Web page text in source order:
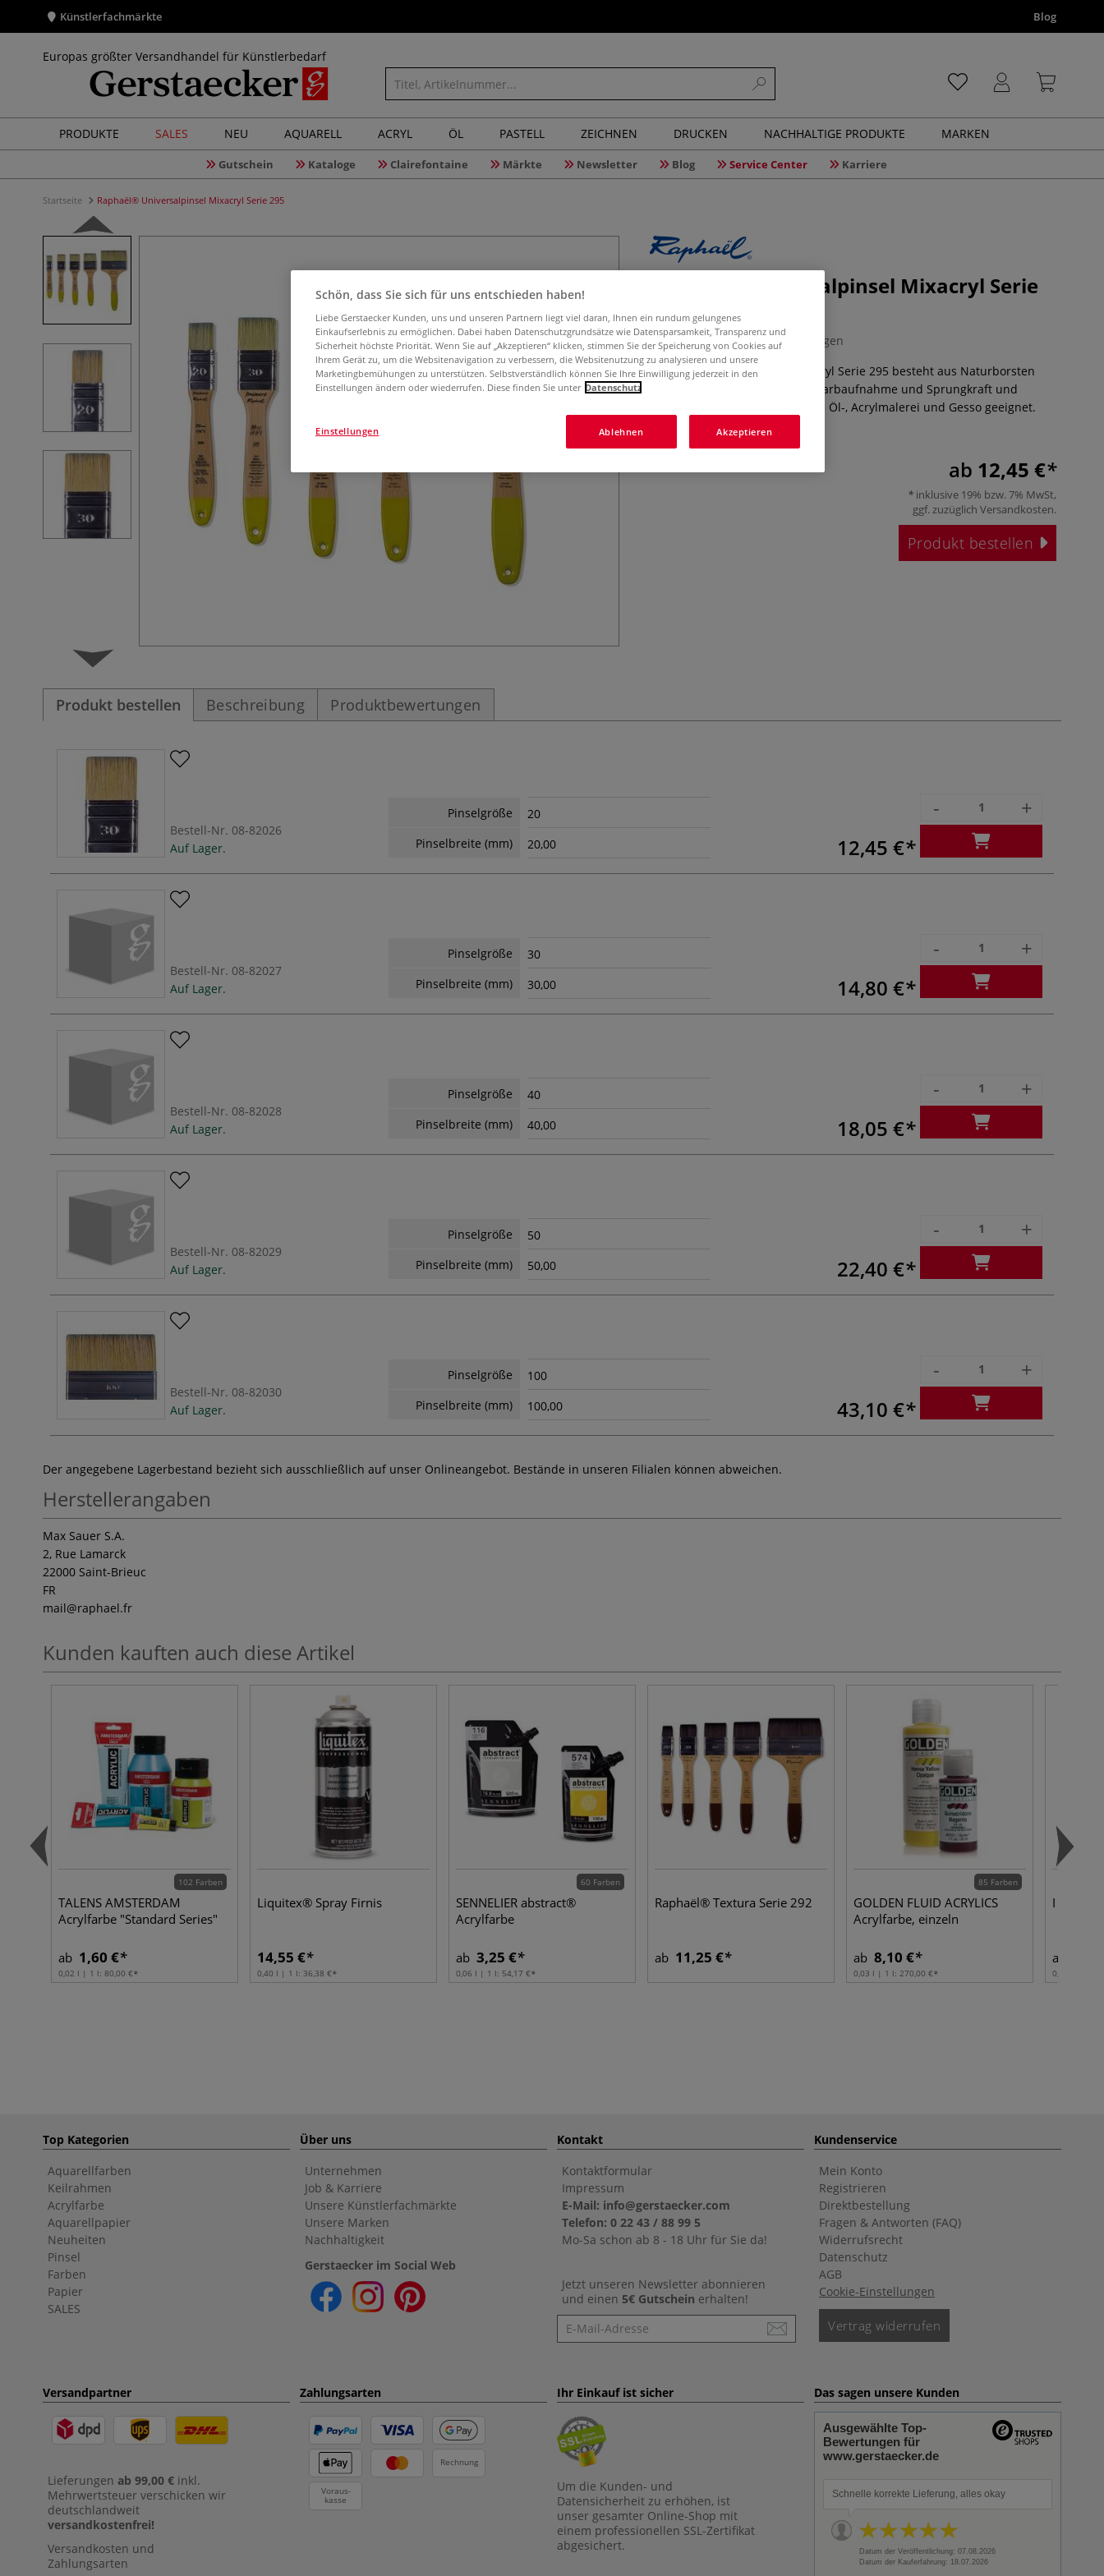
Künstlerfachmärkte Blog
Europas größter Versandhandel für Künstlerbedarf
PRODUKTE SALES NEU AQUARELL ACRYL ÖL PASTELL ZEICHNEN DRUCKEN NACHHALTIGE PRODUKTE MARKEN
Gutschein Kataloge Clairefontaine Märkte Newsletter Blog Service Center Karriere
Startseite Raphaël® Universalpinsel Mixacryl Serie 295
Raphaël® Universalpinsel Mixacryl Serie
0 Bewertungen
Raphaël® Universalpinsel Mixacryl Serie 295 besteht aus Naturborsten
und Synthetikfasern. Sehr gute Farbaufnahme und Sprungkraft und
Kapillarität. Hervorragend für die Öl-, Acrylmalerei und Gesso geeignet.
Lieferbar in 5 Größen.
ab 12,45 €
inklusive 19% bzw. 7% MwSt,
ggf. zuzüglich Versandkosten.
Produkt bestellen
Produkt bestellen Beschreibung Produktbewertungen
Bestell-Nr. 08-82026
Auf Lager.
Pinselgröße
20
Pinselbreite (mm)
20,00 12,45 €
- +
Bestell-Nr. 08-82027
Auf Lager.
Pinselgröße
30
Pinselbreite (mm)
30,00 14,80 €
- +
Bestell-Nr. 08-82028
Auf Lager.
Pinselgröße
40
Pinselbreite (mm)
40,00 18,05 €
- +
Bestell-Nr. 08-82029
Auf Lager.
Pinselgröße
50
Pinselbreite (mm)
50,00 22,40 €
- +
Bestell-Nr. 08-82030
Auf Lager.
Pinselgröße
100
Pinselbreite (mm)
100,00 43,10 €
- +
Der angegebene Lagerbestand bezieht sich ausschließlich auf unser Onlineangebot. Bestände in unseren Filialen können abweichen.
Herstellerangaben
Max Sauer S.A.
2, Rue Lamarck
22000 Saint-Brieuc
FR
mail@raphael.fr
Kunden kauften auch diese Artikel
102 Farben
TALENS AMSTERDAM
Acrylfarbe "Standard Series"
ab 1,60 €
0,02 l | 1 l: 80,00 €
Liquitex® Spray Firnis
14,55 €
0,40 l | 1 l: 36,38 €
60 Farben
SENNELIER abstract®
Acrylfarbe
ab 3,25 €
0,06 l | 1 l: 54,17 €
Raphaël® Textura Serie 292
ab 11,25 €
85 Farben
GOLDEN FLUID ACRYLICS
Acrylfarbe, einzeln
ab 8,10 €
0,03 l | 1 l: 270,00 €
I LOVE
ab
0,12 l | 1 l:
Top Kategorien
Aquarellfarben
Keilrahmen
Acrylfarbe
Aquarellpapier
Neuheiten
Pinsel
Farben
Papier
SALES
Über uns
Unternehmen
Job & Karriere
Unsere Künstlerfachmärkte
Unsere Marken
Nachhaltigkeit
Gerstaecker im Social Web
Kontakt
Kontaktformular
Impressum
E-Mail: info@gerstaecker.com
Telefon: 0 22 43 / 88 99 5
Mo-Sa schon ab 8 - 18 Uhr für Sie da!
Jetzt unseren Newsletter abonnieren
und einen 5€ Gutschein erhalten!
Newsletter
Kundenservice
Mein Konto
Registrieren
Direktbestellung
Fragen & Antworten (FAQ)
Widerrufsrecht
Datenschutz
AGB
Cookie-Einstellungen
Vertrag widerrufen
Versandpartner
Lieferungen ab 99,00 € inkl.
Mehrwertsteuer verschicken wir
deutschlandweit
versandkostenfrei!
Versandkosten und
Zahlungsarten
Zahlungsarten
Rechnung
Voraus-
kasse
Ihr Einkauf ist sicher
Um die Kunden- und
Datensicherheit zu erhöhen, ist
unser gesamter Online-Shop mit
einem professionellen SSL-Zertifikat
abgesichert.
Das sagen unsere Kunden
Ausgewählte Top-
Bewertungen für
www.gerstaecker.de
Schnelle korrekte Lieferung, alles okay
Datum der Veröffentlichung: 07.08.2026
Datum der Kauferfahrung: 18.07.2026
Schön, dass Sie sich für uns entschieden haben!
Liebe Gerstaecker Kunden, uns und unseren Partnern liegt viel daran, Ihnen ein rundum gelungenes
Einkaufserlebnis zu ermöglichen. Dabei haben Datenschutzgrundsätze wie Datensparsamkeit, Transparenz und
Sicherheit höchste Priorität. Wenn Sie auf „Akzeptieren“ klicken, stimmen Sie der Speicherung von Cookies auf
Ihrem Gerät zu, um die Websitenavigation zu verbessern, die Websitenutzung zu analysieren und unsere
Marketingbemühungen zu unterstützen. Selbstverständlich können Sie Ihre Einwilligung jederzeit in den
Einstellungen ändern oder wiederrufen. Diese finden Sie unter Datenschutz
Ablehnen Akzeptieren
Einstellungen